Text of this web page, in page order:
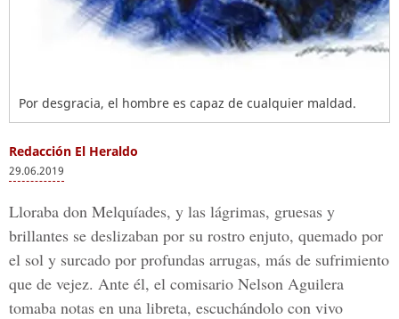
Por desgracia, el hombre es capaz de cualquier maldad.
Redacción El Heraldo
29.06.2019
Lloraba don Melquíades, y las lágrimas, gruesas y
brillantes se deslizaban por su rostro enjuto, quemado por
el sol y surcado por profundas arrugas, más de sufrimiento
que de vejez. Ante él, el comisario Nelson Aguilera
tomaba notas en una libreta, escuchándolo con vivo